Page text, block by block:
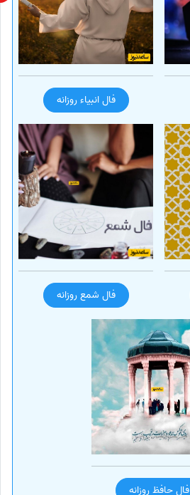
فال انبیاء روزانه
فال شمع روزانه
فال حافظ روزانه